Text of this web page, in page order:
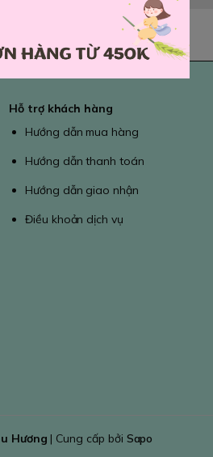
Hỗ trợ khách hàng
Hướng dẫn mua hàng
Hướng dẫn thanh toán
Hướng dẫn giao nhận
Điều khoản dịch vụ
Hương | Cung cấp bởi Sapo